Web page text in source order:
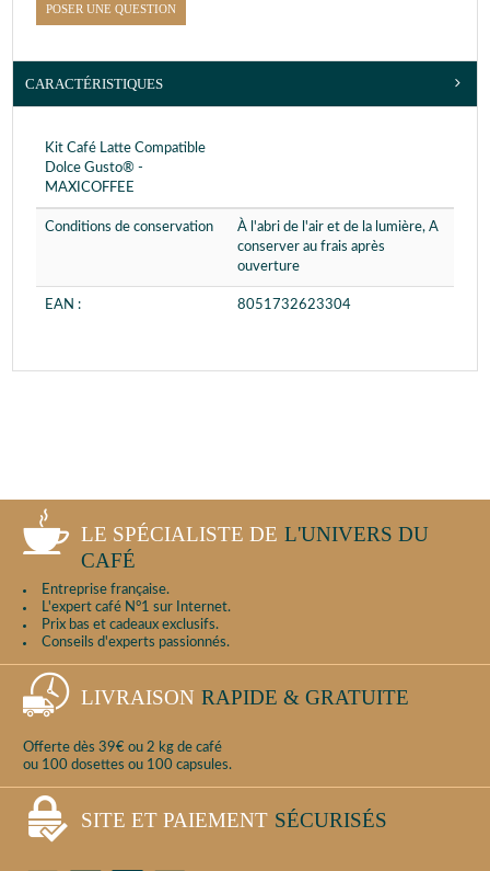
POSER UNE QUESTION
CARACTÉRISTIQUES
Kit Café Latte Compatible
Dolce Gusto® -
MAXICOFFEE
Conditions de conservation
À l'abri de l'air et de la lumière, A
conserver au frais après
ouverture
EAN : 8051732623304
LE SPÉCIALISTE DE L'UNIVERS DU
CAFÉ
Entreprise française.
L'expert café N°1 sur Internet.
Prix bas et cadeaux exclusifs.
Conseils d'experts passionnés.
LIVRAISON RAPIDE & GRATUITE
Offerte dès 39€ ou 2 kg de café
ou 100 dosettes ou 100 capsules.
SITE ET PAIEMENT SÉCURISÉS